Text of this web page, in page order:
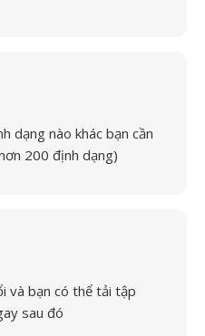
dạng nào khác bạn cần
200 định dạng)
và bạn có thể tải tập
sau đó